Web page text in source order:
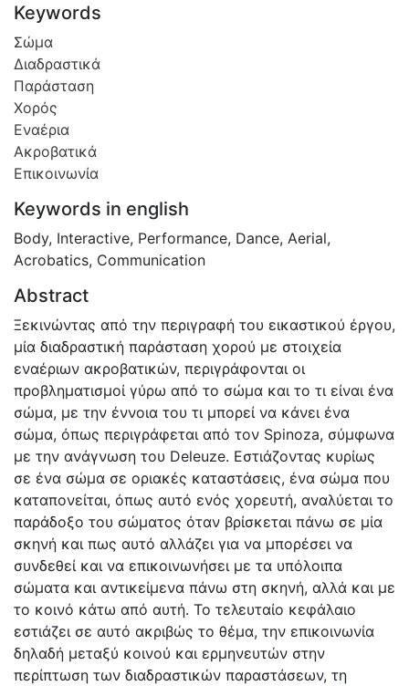
Keywords
Σώμα
Διαδραστικά
Παράσταση
Χορός
Εναέρια
Ακροβατικά
Επικοινωνία
Keywords in english
Body, Interactive, Performance, Dance, Aerial,
Acrobatics, Communication
Abstract
Ξεκινώντας από την περιγραφή του εικαστικού έργου,
µία διαδραστική παράσταση χορού µε στοιχεία
εναέριων ακροβατικών, περιγράφονται οι
προβληµατισµοί γύρω από το σώμα και το τι είναι ένα
σώµα, µε την έννοια του τι µπορεί να κάνει ένα
σώµα, όπως περιγράφεται από τον Spinoza, σύµφωνα
µε την ανάγνωση του Deleuze. Εστιάζοντας κυρίως
σε ένα σώµα σε οριακές καταστάσεις, ένα σώµα που
καταπονείται, όπως αυτό ενός χορευτή, αναλύεται το
παράδοξο του σώµατος όταν βρίσκεται πάνω σε µία
σκηνή και πως αυτό αλλάζει για να µπορέσει να
συνδεθεί και να επικοινωνήσει µε τα υπόλοιπα
σώµατα και αντικείµενα πάνω στη σκηνή, αλλά και µε
το κοινό κάτω από αυτή. Το τελευταίο κεφάλαιο
εστιάζει σε αυτό ακριβώς το θέμα, την επικοινωνία
δηλαδή µεταξύ κοινού και ερµηνευτών στην
περίπτωση των διαδραστικών παραστάσεων, τη